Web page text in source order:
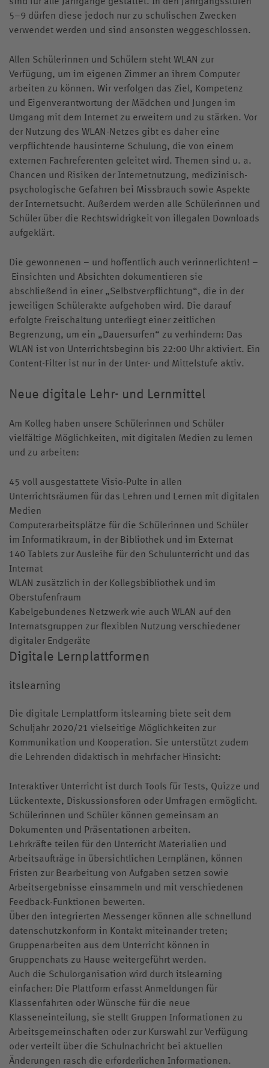
5–9 dürfen diese jedoch nur zu schulischen Zwecken
verwendet werden und sind ansonsten weggeschlossen.
Allen Schülerinnen und Schülern steht WLAN zur
Verfügung, um im eigenen Zimmer an ihrem Computer
arbeiten zu können. Wir verfolgen das Ziel, Kompetenz
und Eigenverantwortung der Mädchen und Jungen im
Umgang mit dem Internet zu erweitern und zu stärken. Vor
der Nutzung des WLAN-Netzes gibt es daher eine
verpflichtende hausinterne Schulung, die von einem
externen Fachreferenten geleitet wird. Themen sind u. a.
Chancen und Risiken der Internetnutzung, medizinisch-
psychologische Gefahren bei Missbrauch sowie Aspekte
der Internetsucht. Außerdem werden alle Schülerinnen und
Schüler über die Rechtswidrigkeit von illegalen Downloads
aufgeklärt.
Die gewonnenen – und hoffentlich auch verinnerlichten! –
Einsichten und Absichten dokumentieren sie
abschließend in einer „Selbstverpflichtung“, die in der
jeweiligen Schülerakte aufgehoben wird. Die darauf
erfolgte Freischaltung unterliegt einer zeitlichen
Begrenzung, um ein „Dauersurfen“ zu verhindern: Das
WLAN ist von Unterrichtsbeginn bis 22:00 Uhr aktiviert. Ein
Content-Filter ist nur in der Unter- und Mittelstufe aktiv.
Neue digitale Lehr- und Lernmittel
Am Kolleg haben unsere Schülerinnen und Schüler
vielfältige Möglichkeiten, mit digitalen Medien zu lernen
und zu arbeiten:
45 voll ausgestattete Visio-Pulte in allen
Unterrichtsräumen für das Lehren und Lernen mit digitalen
Medien
Computerarbeitsplätze für die Schülerinnen und Schüler
im Informatikraum, in der Bibliothek und im Externat
140 Tablets zur Ausleihe für den Schulunterricht und das
Internat
WLAN zusätzlich in der Kollegsbibliothek und im
Oberstufenfraum
Kabelgebundenes Netzwerk wie auch WLAN auf den
Internatsgruppen zur flexiblen Nutzung verschiedener
digitaler Endgeräte
Digitale Lernplattformen
itslearning
Die digitale Lernplattform itslearning biete seit dem
Schuljahr 2020/21 vielseitige Möglichkeiten zur
Kommunikation und Kooperation. Sie unterstützt zudem
die Lehrenden didaktisch in mehrfacher Hinsicht:
Interaktiver Unterricht ist durch Tools für Tests, Quizze und
Lückentexte, Diskussionsforen oder Umfragen ermöglicht.
Schülerinnen und Schüler können gemeinsam an
Dokumenten und Präsentationen arbeiten.
Lehrkräfte teilen für den Unterricht Materialien und
Arbeitsaufträge in übersichtlichen Lernplänen, können
Fristen zur Bearbeitung von Aufgaben setzen sowie
Arbeitsergebnisse einsammeln und mit verschiedenen
Feedback-Funktionen bewerten.
Über den integrierten Messenger können alle schnellund
datenschutzkonform in Kontakt miteinander treten;
Gruppenarbeiten aus dem Unterricht können in
Gruppenchats zu Hause weitergeführt werden.
Auch die Schulorganisation wird durch itslearning
einfacher: Die Plattform erfasst Anmeldungen für
Klassenfahrten oder Wünsche für die neue
Klasseneinteilung, sie stellt Gruppen Informationen zu
Arbeitsgemeinschaften oder zur Kurswahl zur Verfügung
oder verteilt über die Schulnachricht bei aktuellen
Änderungen rasch die erforderlichen Informationen.